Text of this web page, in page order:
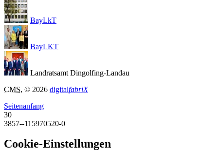
BayLkT
BayLKT
Landratsamt Dingolfing-Landau
CMS, © 2026 digitalfabriX
Seitenanfang
30
3857--115970520-0
Cookie-Einstellungen